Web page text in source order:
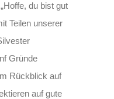
du bist gut
Teilen unserer
Gründe
Rückblick auf
auf gute